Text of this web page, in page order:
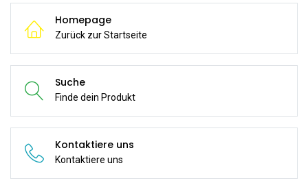
Homepage
Zurück zur Startseite
Suche
Finde dein Produkt
Kontaktiere uns
Kontaktiere uns